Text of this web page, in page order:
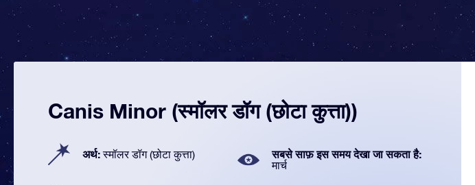
Canis Minor (स्मॉलर डॉग (छोटा कुत्ता))
अर्थ:स्मॉलर डॉग (छोटा कुत्ता) सबसे साफ़ इस समय देखा जा सकता है:
मार्च